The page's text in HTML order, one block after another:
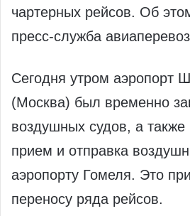
чартерных рейсов. Об
пресс-служба
Сегодня утром аэропорт
(Москва) был временно
воздушных судов, а также
прием и отправка
аэропорту Гомеля. Это
переносу ряда рейсов.